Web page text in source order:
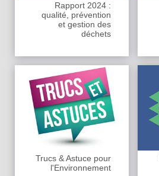
Rapport 2024 :
qualité, prévention
et gestion des
déchets
Trucs & Astuce pour
l'Environnement